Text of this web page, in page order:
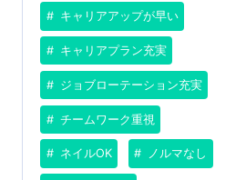
キャリアアップが早い
キャリアプラン充実
ジョブローテーション充実
チームワーク重視
ネイルOK ノルマなし